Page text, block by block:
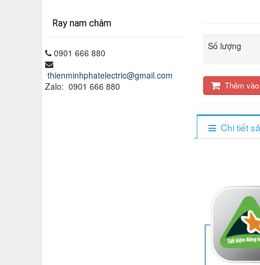
Số lượng
Thêm
Chi tiết
Ray nam châm
0901 666 880
thienminhphatelectric@gmail.com
Zalo: 0901 666 880